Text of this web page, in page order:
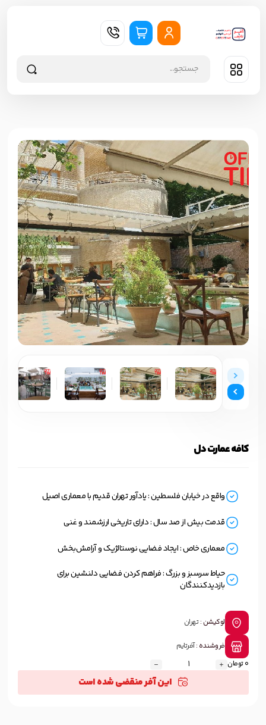
کافه عمارت دل
واقع در خیابان فلسطین : یادآور تهران قدیم با معماری اصیل
قدمت بیش از صد سال : دارای تاریخی ارزشمند و غنی
معماری خاص : ایجاد فضایی نوستالژیک و آرامش‌بخش
حیاط سرسبز و بزرگ : فراهم کردن فضایی دلنشین برای
بازدیدکنندگان
لوکیشن :تهران
فروشنده :آفرتایم
0 تومان
این آفر منقضی شده است